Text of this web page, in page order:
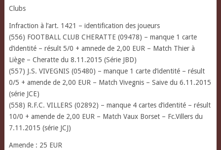
Clubs
Infraction à l’art. 1421 – identification des joueurs
(556) FOOTBALL CLUB CHERATTE (09478) – manque 1 carte
d’identité – résult 5/0 + amnede de 2,00 EUR – Match Thier à
Liège – Cheratte du 8.11.2015 (Série JBD)
(557) J.S. VIVEGNIS (05480) – manque 1 carte d’identité – résult
0/5 + amende de 2,00 EUR – Match Vivegnis – Saive du 6.11.2015
(série JCE)
(558) R.F.C. VILLERS (02892) – manque 4 cartes d’identité – résult
10/0 + amende de 2,00 EUR – Match Vaux Borset – Fc.Villers du
7.11.2015 (série JCJ)
Amende : 25 EUR